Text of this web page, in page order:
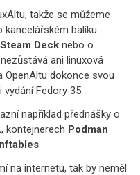
takže se můžeme
balíku
Steam Deck nebo o
ani linuxová
OpenAltu dokonce svou
Fedory 35.
například přednášky o
, kontejnerech Podman
nftables.
na internetu, tak by neměl